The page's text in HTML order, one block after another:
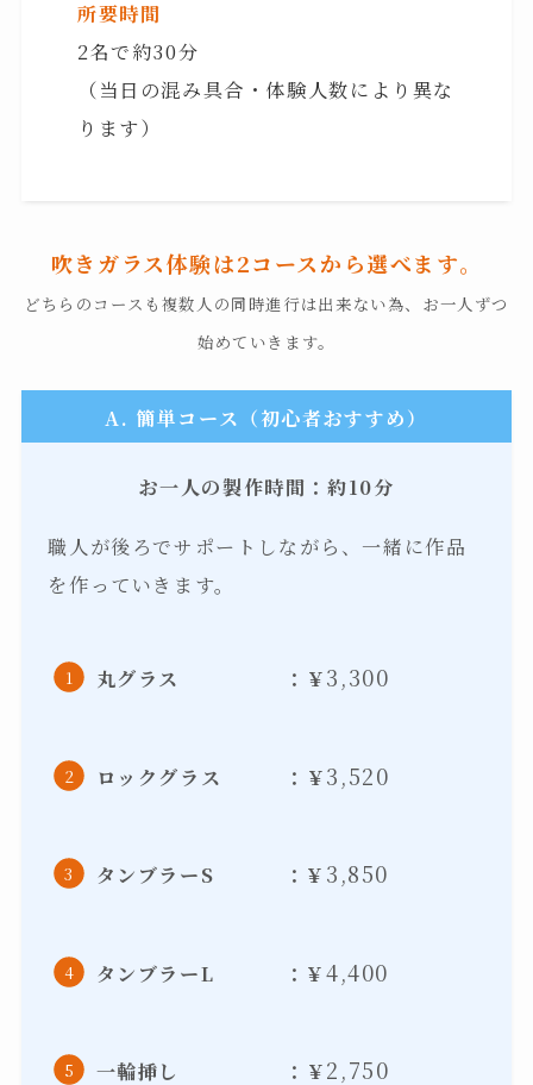
所要時間
2名で約30分
（当日の混み具合・体験人数により異な
ります）
吹きガラス体験は2コースから選べます。
どちらのコースも複数人の同時進行は出来ない為、お一人ずつ
始めていきます。
A. 簡単コース（初心者おすすめ）
お一人の製作時間：約10分
職人が後ろでサポートしながら、一緒に作品
を作っていきます。
丸グラス ：￥3,300
ロックグラス ：￥3,520
タンブラーS ：￥ 3,850
タンブラーL ：￥4,400
一輪挿し ：￥2,750